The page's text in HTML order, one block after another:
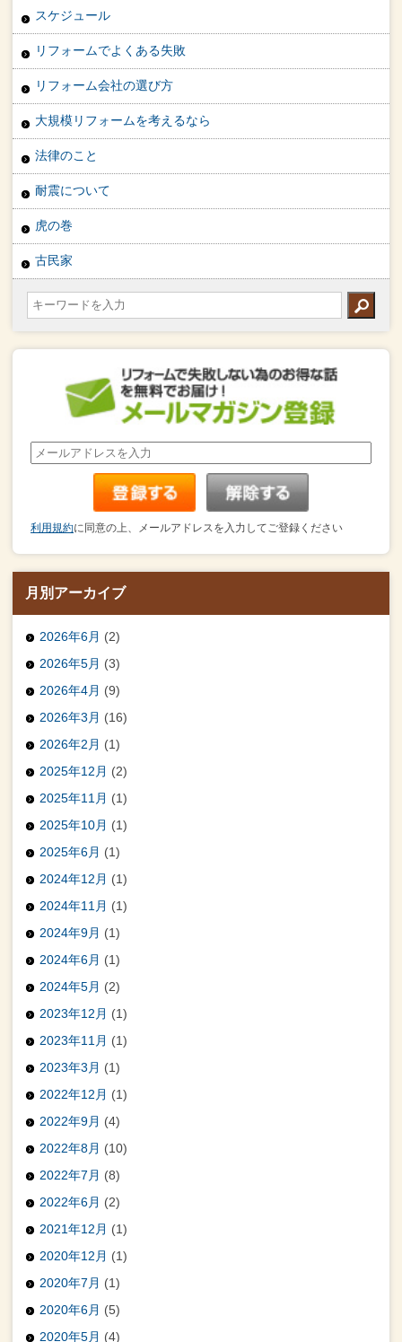
スケジュール
リフォームでよくある失敗
リフォーム会社の選び方
大規模リフォームを考えるなら
法律のこと
耐震について
虎の巻
古民家
利用規約に同意の上、メールアドレスを入力してご登録ください
月別アーカイブ
2026年6月 (2)
2026年5月 (3)
2026年4月 (9)
2026年3月 (16)
2026年2月 (1)
2025年12月 (2)
2025年11月 (1)
2025年10月 (1)
2025年6月 (1)
2024年12月 (1)
2024年11月 (1)
2024年9月 (1)
2024年6月 (1)
2024年5月 (2)
2023年12月 (1)
2023年11月 (1)
2023年3月 (1)
2022年12月 (1)
2022年9月 (4)
2022年8月 (10)
2022年7月 (8)
2022年6月 (2)
2021年12月 (1)
2020年12月 (1)
2020年7月 (1)
2020年6月 (5)
2020年5月 (4)